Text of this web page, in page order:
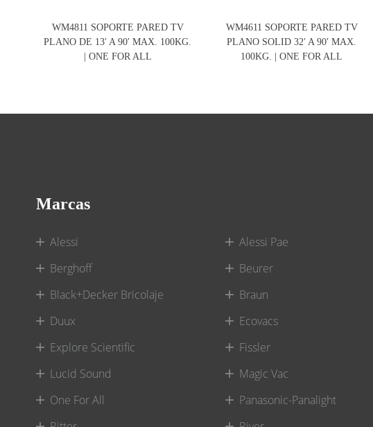
WM4811 SOPORTE PARED TV
PLANO DE 13′ A 90′ MAX. 100KG.
| ONE FOR ALL
WM4611 SOPORTE PARED TV
PLANO SOLID 32′ A 90′ MAX.
100KG. | ONE FOR ALL
Marcas
Alessi Alessi Pae
Berghoff
Beurer
Black+Decker Bricolaje
Braun
Duux
Ecovacs
Explore Scientific
Fissler
Lucid Sound
Magic Vac
One For All
Panasonic-Panalight